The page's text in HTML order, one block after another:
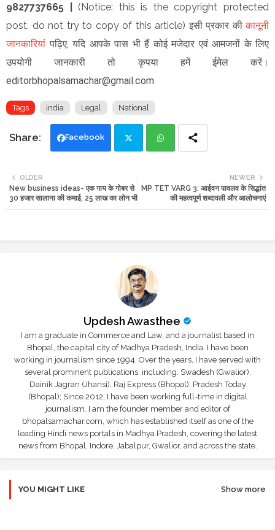
9827737665 | (Notice: this is the copyright protected
post. do not try to copy of this article) इसी प्रकार कीकानूनी
जानकारियां पढ़िए, यदि आपके पास भी हैं कोई मजेदार एवं आमजनों के लिए
उपयोगी जानकारी तो कृपया हमें ईमेल करें।
editorbhopalsamachar@gmail.com
Tags india Legal National
Facebook
tte ats
NEWER
MP TET VARG 3: आईवन पावलव के सिद्धांत
की महत्वपूर्ण शब्दावली और आलोचनाएं
OLDER
New business ideas- एक गाय के गोबर से
30 हजार सालाना की कमाई, 25 लाख का लोन भी
Updesh Awasthee
I am a graduate in Commerce and Law, and a journalist based in
Bhopal, the capital city of Madhya Pradesh, India. I have been
working in journalism since 1994. Over the years, I have served with
several prominent publications, including: Swadesh (Gwalior),
Dainik Jagran (Jhansi), Raj Express (Bhopal), Pradesh Today
(Bhopal); Since 2012, I have been working full-time in digital
journalism. I am the founder member and editor of
bhopalsamachar.com, which has established itself as one of the
leading Hindi news portals in Madhya Pradesh, covering the latest
news from Bhopal, Indore, Jabalpur, Gwalior, and across the state.
YOU MIGHT LIKE Show more